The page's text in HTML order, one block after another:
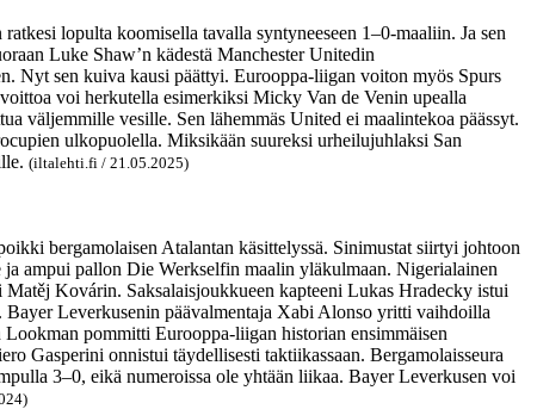
lopulta koomisella tavalla syntyneeseen 1–0-maaliin. Ja sen
Luke Shaw’n kädestä Manchester Unitedin
Nyt sen kuiva kausi päättyi. Eurooppa-liigan voiton myös Spurs
voi herkutella esimerkiksi Micky Van de Venin upealla
väljemmille vesille. Sen lähemmäs United ei maalintekoa päässyt.
ulkopuolella. Miksikään suureksi urheilujuhlaksi San
(iltalehti.fi / 21.05.2025)
bergamolaisen Atalantan käsittelyssä. Sinimustat siirtyi johtoon
ampui pallon Die Werkselfin maalin yläkulmaan. Nigerialainen
Matěj Kovárin. Saksalaisjoukkueen kapteeni Lukas Hradecky istui
Bayer Leverkusenin päävalmentaja Xabi Alonso yritti vaihdoilla
pommitti Eurooppa-liigan historian ensimmäisen
Gasperini onnistui täydellisesti taktiikassaan. Bergamolaisseura
3–0, eikä numeroissa ole yhtään liikaa. Bayer Leverkusen voi